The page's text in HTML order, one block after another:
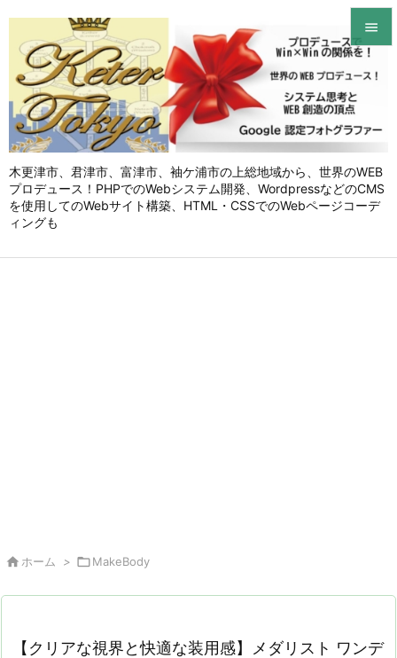
木更津市、君津市、富津市、袖ケ浦市の上総地域から、世界のWEB
プロデュース！PHPでのWebシステム開発、WordpressなどのCMS
を使用してのWebサイト構築、HTML・CSSでのWebページコーデ
ィングも


メニュ
サイド

前へ

 ホーム > MakeBody
【クリアな視界と快適な装用感】メダリスト ワンデ